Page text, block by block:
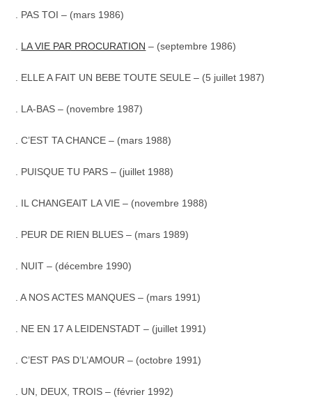
PAS TOI – (mars 1986)
LA VIE PAR PROCURATION – (septembre 1986)
ELLE A FAIT UN BEBE TOUTE SEULE – (5 juillet 1987)
. LA-BAS – (novembre 1987)
. C’EST TA CHANCE – (mars 1988)
. PUISQUE TU PARS – (juillet 1988)
. IL CHANGEAIT LA VIE – (novembre 1988)
. PEUR DE RIEN BLUES – (mars 1989)
. NUIT – (décembre 1990)
. A NOS ACTES MANQUES – (mars 1991)
. NE EN 17 A LEIDENSTADT – (juillet 1991)
. C’EST PAS D’L’AMOUR – (octobre 1991)
. UN, DEUX, TROIS – (février 1992)